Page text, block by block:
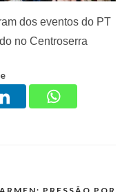
dos eventos do PT
no Centroserra